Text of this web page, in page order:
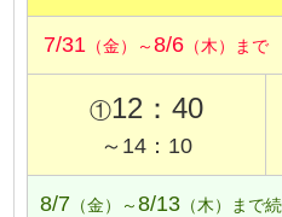
7/31 （金）～8/6 （木）まで
①12：40
～14：10
8/7 （金）～8/13 （木）まで